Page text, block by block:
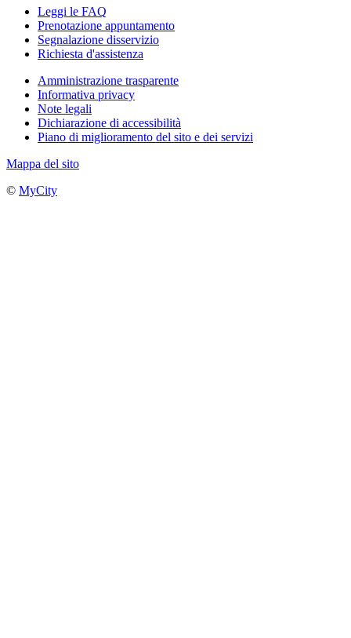
Leggi le FAQ
Prenotazione appuntamento
Segnalazione disservizio
Richiesta d'assistenza
Amministrazione trasparente
Informativa privacy
Note legali
Dichiarazione di accessibilità
Piano di miglioramento del sito e dei servizi
Mappa del sito
© MyCity